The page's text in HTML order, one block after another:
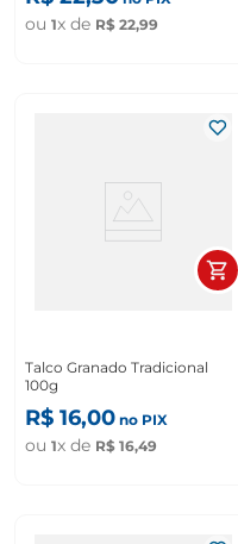
ou 1x de R$ 22,99
Talco Granado Tradicional
100g
R$ 16,00 no PIX
ou 1x de R$ 16,49